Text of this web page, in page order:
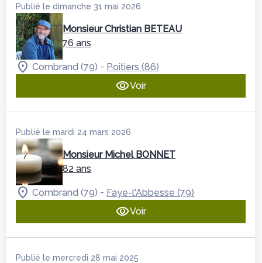
Publié le dimanche 31 mai 2026
Monsieur Christian BETEAU
76 ans
Combrand (79) - Poitiers (86)
Voir
Publié le mardi 24 mars 2026
Monsieur Michel BONNET
82 ans
Combrand (79) - Faye-l'Abbesse (79)
Voir
Publié le mercredi 28 mai 2025